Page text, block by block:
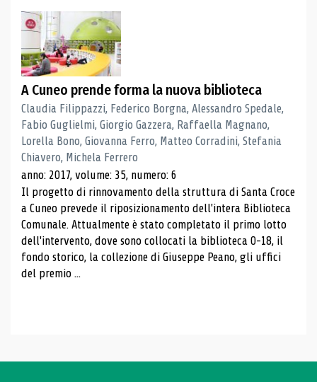
A Cuneo prende forma la nuova biblioteca
Claudia Filippazzi, Federico Borgna, Alessandro Spedale,
Fabio Guglielmi, Giorgio Gazzera, Raffaella Magnano,
Lorella Bono, Giovanna Ferro, Matteo Corradini, Stefania
Chiavero, Michela Ferrero
anno: 2017, volume: 35, numero: 6
Il progetto di rinnovamento della struttura di Santa Croce
a Cuneo prevede il riposizionamento dell'intera Biblioteca
Comunale. Attualmente è stato completato il primo lotto
dell'intervento, dove sono collocati la biblioteca 0-18, il
fondo storico, la collezione di Giuseppe Peano, gli uffici
del premio ...